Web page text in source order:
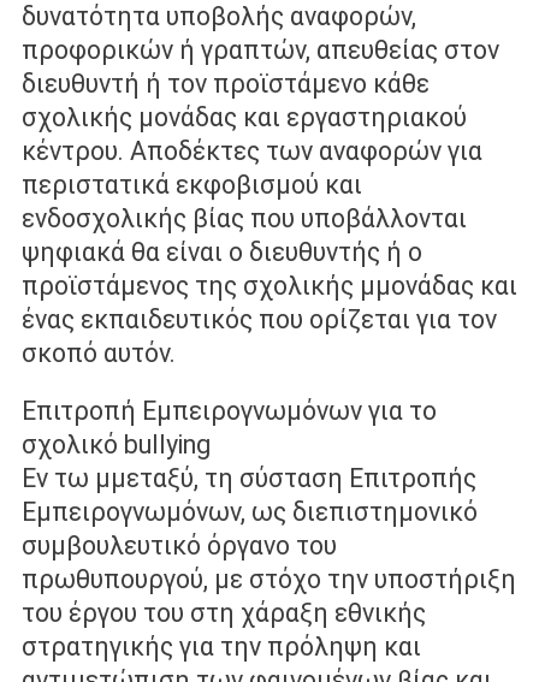
δυνατότητα υποβολής αναφορών,
προφορικών ή γραπτών, απευθείας στον
διευθυντή ή τον προϊστάμενο κάθε
σχολικής µονάδας και εργαστηριακού
κέντρου. Αποδέκτες των αναφορών για
περιστατικά εκφοβισµού και
ενδοσχολικής βίας που υποβάλλονται
ψηφιακά θα είναι ο διευθυντής ή ο
προϊστάμενος της σχολικής µμονάδας και
ένας εκπαιδευτικός που ορίζεται για τον
σκοπό αυτόν.
Επιτροπή Εµπειρογνωµόνων για το
σχολικό bullying
Εν τω µμεταξύ, τη σύσταση Επιτροπής
Εµπειρογνωµόνων, ως διεπιστηµονικό
συμβουλευτικό όργανο του
πρωθυπουργού, µε στόχο την υποστήριξη
του έργου του στη χάραξη εθνικής
στρατηγικής για την πρόληψη και